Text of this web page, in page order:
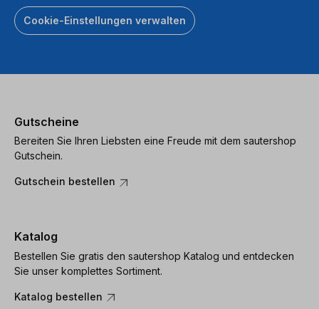
Cookie-Einstellungen verwalten
Gutscheine
Bereiten Sie Ihren Liebsten eine Freude mit dem sautershop
Gutschein.
Gutschein bestellen
Katalog
Bestellen Sie gratis den sautershop Katalog und entdecken
Sie unser komplettes Sortiment.
Katalog bestellen